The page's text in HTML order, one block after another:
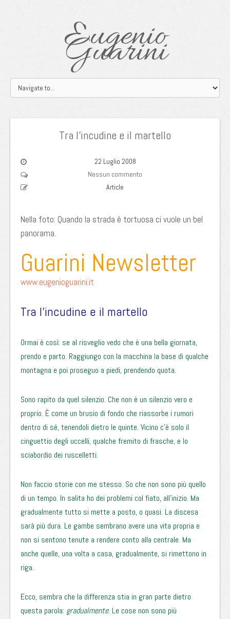
Eugenio
Guarini
Tra l’incudine e il martello
22 Luglio 2008
Nessun commento
Article
Nella foto: Quando la strada è tortuosa ci vuole un bel
panorama.
Guarini Newsletter
www.eugenioguarini.it
Tra l’incudine e il martello
Ormai è così: se al risveglio vedo che è una bella giornata,
prendo e parto. Raggiungo con la macchina la base di qualche
montagna e poi proseguo a piedi, prendendo quota.
Sono rapito da quel silenzio. Che non è un silenzio vero e
proprio. È come un brusio di fondo che riassorbe i rumori
dentro di sé, tenendoli dietro le quinte. Vicino c’è solo il
cinguettio degli uccelli, qualche fremito di frasche, e lo
sciabordio dei ruscelletti.
Non faccio storie con me stesso. So che non sono più quello
di un tempo. In salita ho dei problemi col fiato, all’inizio. Ma
gradualmente tutto si mette a posto, o quasi. La discesa
sarà più dura. Le gambe sembrano avere una vita propria e
non si sentono tenute a rendere conto alla centrale. Ma
anche quelle, una volta a casa, gradualmente, si rimettono in
riga.
Ecco, sembra che la differenza stia in gran parte dietro
questa parola: gradualmente. Le cose non sono più